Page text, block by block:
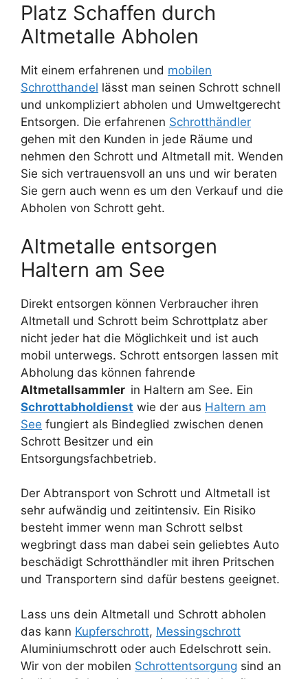
Platz Schaffen durch
Altmetalle Abholen
Mit einem erfahrenen und mobilen
Schrotthandel lässt man seinen Schrott schnell
und unkompliziert abholen und Umweltgerecht
Entsorgen. Die erfahrenen Schrotthändler
gehen mit den Kunden in jede Räume und
nehmen den Schrott und Altmetall mit. Wenden
Sie sich vertrauensvoll an uns und wir beraten
Sie gern auch wenn es um den Verkauf und die
Abholen von Schrott geht.
Altmetalle entsorgen
Haltern am See
Direkt entsorgen können Verbraucher ihren
Altmetall und Schrott beim Schrottplatz aber
nicht jeder hat die Möglichkeit und ist auch
mobil unterwegs. Schrott entsorgen lassen mit
Abholung das können fahrende
Altmetallsammler in Haltern am See. Ein
Schrottabholdienst wie der aus Haltern am
See fungiert als Bindeglied zwischen denen
Schrott Besitzer und ein
Entsorgungsfachbetrieb.
Der Abtransport von Schrott und Altmetall ist
sehr aufwändig und zeitintensiv. Ein Risiko
besteht immer wenn man Schrott selbst
wegbringt dass man dabei sein geliebtes Auto
beschädigt Schrotthändler mit ihren Pritschen
und Transportern sind dafür bestens geeignet.
Lass uns dein Altmetall und Schrott abholen
das kann Kupferschrott, Messingschrott
Aluminiumschrott oder auch Edelschrott sein.
Wir von der mobilen Schrottentsorgung sind an